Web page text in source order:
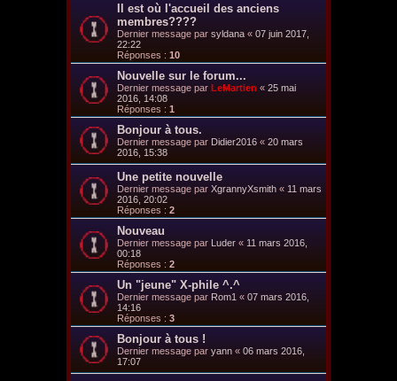
Il est où l'accueil des anciens
membres????
Dernier message par syldana « 07 juin 2017,
22:22
Réponses : 10
Nouvelle sur le forum...
Dernier message par LeMartien « 25 mai
2016, 14:08
Réponses : 1
Bonjour à tous.
Dernier message par Didier2016 « 20 mars
2016, 15:38
Une petite nouvelle
Dernier message par XgrannyXsmith « 11 mars
2016, 20:02
Réponses : 2
Nouveau
Dernier message par Luder « 11 mars 2016,
00:18
Réponses : 2
Un "jeune" X-phile ^.^
Dernier message par Rom1 « 07 mars 2016,
14:16
Réponses : 3
Bonjour à tous !
Dernier message par yann « 06 mars 2016,
17:07